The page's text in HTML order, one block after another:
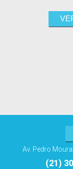
Av. Pedro
(21)